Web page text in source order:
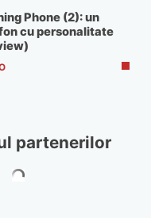
Phone (2): un
cu personalitate
partenerilor